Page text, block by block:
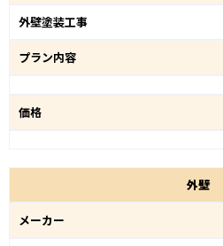
外壁塗装工事
プラン内容
価格
外壁
メーカー